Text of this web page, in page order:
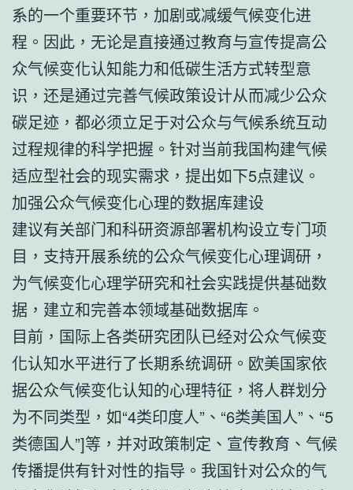
系的一个重要环节，加剧或减缓气候变化进
程。因此，无论是直接通过教育与宣传提高公
众气候变化认知能力和低碳生活方式转型意
识，还是通过完善气候政策设计从而减少公众
碳足迹，都必须立足于对公众与气候系统互动
过程规律的科学把握。针对当前我国构建气候
适应型社会的现实需求，提出如下5点建议。
加强公众气候变化心理的数据库建设
建议有关部门和科研资源部署机构设立专门项
目，支持开展系统的公众气候变化心理调研，
为气候变化心理学研究和社会实践提供基础数
据，建立和完善本领域基础数据库。
目前，国际上各类研究团队已经对公众气候变
化认知水平进行了长期系统调研。欧美国家依
据公众气候变化认知的心理特征，将人群划分
为不同类型，如“4类印度人”、“6类美国人”、“5
类德国人”]等，并对政策制定、宣传教育、气候
传播提供有针对性的指导。我国针对公众的气